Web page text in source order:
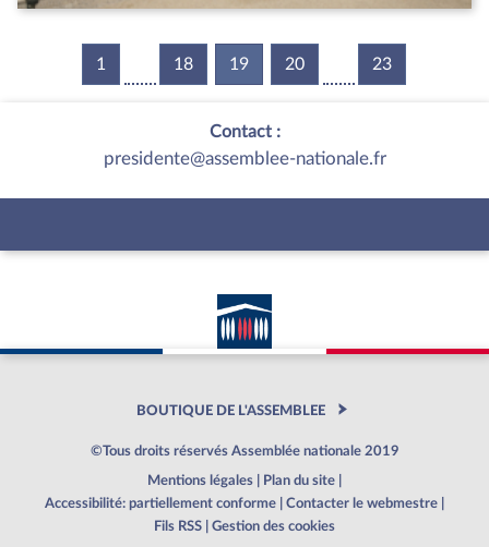
1 18 19 (current)
20 23
Contact :
presidente@assemblee-nationale.fr
BOUTIQUE DE L'ASSEMBLEE
©Tous droits réservés Assemblée nationale 2019
Mentions légales Plan du site
Accessibilité: partiellement conforme
Contacter le webmestre
Fils RSS
Gestion des cookies